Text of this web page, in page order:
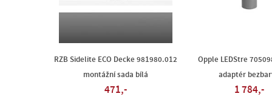
RZB Sidelite ECO Decke 981980.012
montážní sada bílá
471,-
Opple LEDStre
adaptér
1 784,-